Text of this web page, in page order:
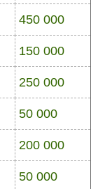
450 000
150 000
250 000
50 000
200 000
50 000